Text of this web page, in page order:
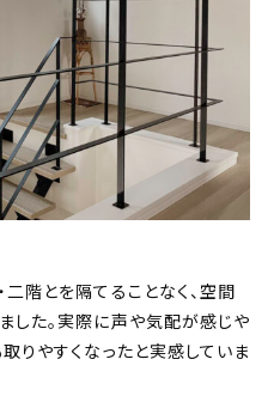
階とを隔てることなく、空間
した。実際に声や気配が感じや
りやすくなったと実感していま